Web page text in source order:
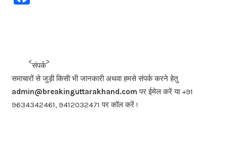
b
o
o
k
संपर्क
समाचारों से जुड़ी किसी भी जानकारी अथवा हमसे संपर्क करने हेतु
admin@breakinguttarakhand.com पर ईमेल करें या +91
9634342461, 9412032471 पर कॉल करें !